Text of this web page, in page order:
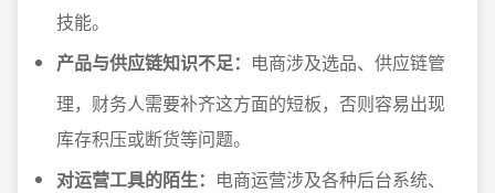
技能。
产品与供应链知识不足： 电商涉及选品、供应链管
理，财务人需要补齐这方面的短板，否则容易出现
库存积压或断货等问题。
对运营工具的陌生： 电商运营涉及各种后台系统、